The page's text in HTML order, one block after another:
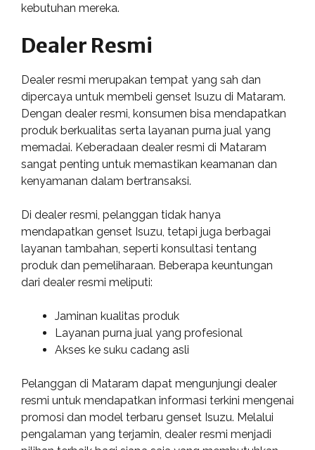
kebutuhan mereka.
Dealer Resmi
Dealer resmi merupakan tempat yang sah dan
dipercaya untuk membeli genset Isuzu di Mataram.
Dengan dealer resmi, konsumen bisa mendapatkan
produk berkualitas serta layanan purna jual yang
memadai. Keberadaan dealer resmi di Mataram
sangat penting untuk memastikan keamanan dan
kenyamanan dalam bertransaksi.
Di dealer resmi, pelanggan tidak hanya
mendapatkan genset Isuzu, tetapi juga berbagai
layanan tambahan, seperti konsultasi tentang
produk dan pemeliharaan. Beberapa keuntungan
dari dealer resmi meliputi:
Jaminan kualitas produk
Layanan purna jual yang profesional
Akses ke suku cadang asli
Pelanggan di Mataram dapat mengunjungi dealer
resmi untuk mendapatkan informasi terkini mengenai
promosi dan model terbaru genset Isuzu. Melalui
pengalaman yang terjamin, dealer resmi menjadi